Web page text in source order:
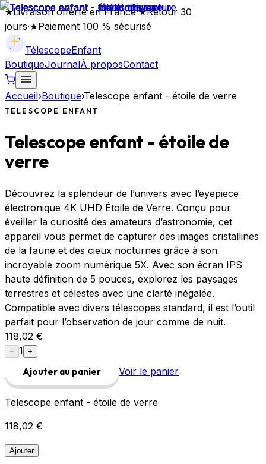
★Livraison offerte en France·★Retour 30
jours·★Paiement 100 % sécurisé
TélescopeEnfant
BoutiqueJournalÀ proposContact
Accueil›Boutique›Telescope enfant - étoile de verre
TELESCOPE ENFANT
Telescope enfant - étoile de
verre
Découvrez la splendeur de l’univers avec l’eyepiece
électronique 4K UHD Étoile de Verre. Conçu pour
éveiller la curiosité des amateurs d’astronomie, cet
appareil vous permet de capturer des images cristallines
de la faune et des cieux nocturnes grâce à son
incroyable zoom numérique 5X. Avec son écran IPS
haute définition de 5 pouces, explorez les paysages
terrestres et célestes avec une clarté inégalée.
Compatible avec divers télescopes standard, il est l’outil
parfait pour l’observation de jour comme de nuit.
118,02 €
− 1 +
Ajouter au panier Voir le panier
Telescope enfant - étoile de verre
118,02 €
Ajouter